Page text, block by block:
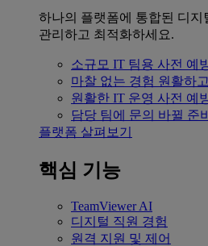
하나의 플랫폼에 통합된 디지
관리하고 최적화하세요.
소규모 IT 팀용 사전 예
마찰 없는 경험 원활하
원활한 IT 운영 사전 예
담당 팀에 문의 바뀔 준
플랫폼 살펴보기
핵심 기능
TeamViewer AI
디지털 직원 경험
원격 지원 및 제어